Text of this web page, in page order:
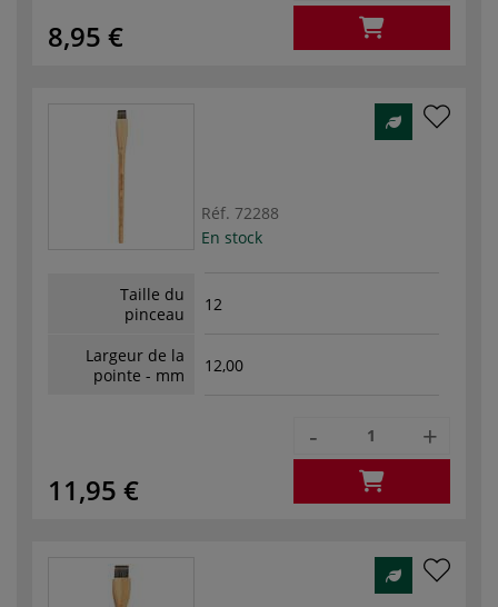
8,95 €
Réf. 72288
En stock
Taille du
pinceau
12
Largeur de la
pointe - mm
12,00
11,95 €
- +